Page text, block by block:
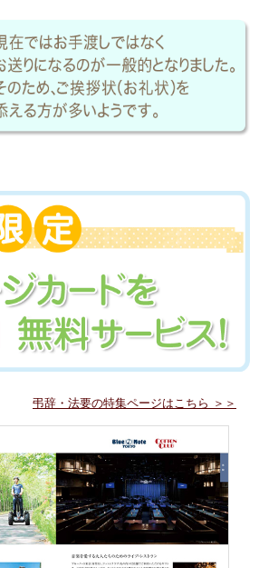
弔辞・法要の特集ページはこちら ＞＞